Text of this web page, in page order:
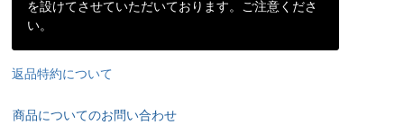
を設けてさせていただいております。ご注意くださ
い。
返品特約について
商品についてのお問い合わせ